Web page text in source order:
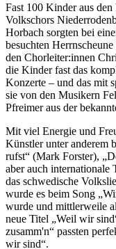
Fast 100 Kinder aus
Volkschors
Horbach sorgten bei
besuchten
den Chorleiter:innen
die Kinder fast das
Konzerte – und das mit
sie von den Musikern
Pfreimer aus der
Mit viel Energie und
Künstler unter anderem
rufst“ (Mark Forster),
aber auch
das schwedische
wurde es beim Song
wurde und mittlerweile
neue Titel „Weil wir
zusamm'n“ passten
wir sind“.